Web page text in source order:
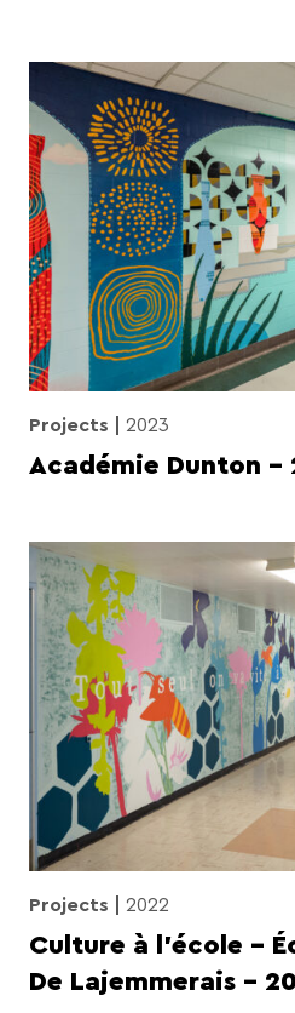
Projects 2023
Académie Dunton –
Projects 2022
Culture à l’école –
De Lajemmerais –